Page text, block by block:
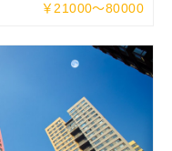
￥21000～80000